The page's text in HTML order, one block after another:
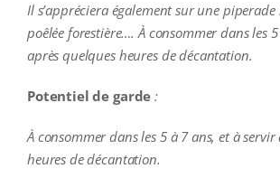
Il s’appréciera également sur une piperade
poêlée forestière…. À consommer dans les
après quelques heures de décantation.
Potentiel de garde :
À consommer dans les 5 à 7 ans, et à
heures de décantation.